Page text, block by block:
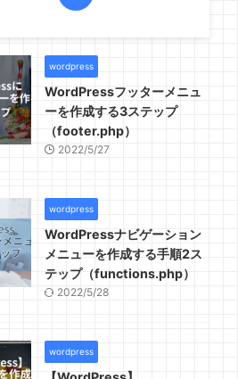
wordpress
WordPressフッターメニュ
ーを作成する3ステップ
（footer.php）
2022/5/27
wordpress
WordPressナビゲーション
メニューを作成する手順2ス
テップ（functions.php）
2022/5/28
wordpress